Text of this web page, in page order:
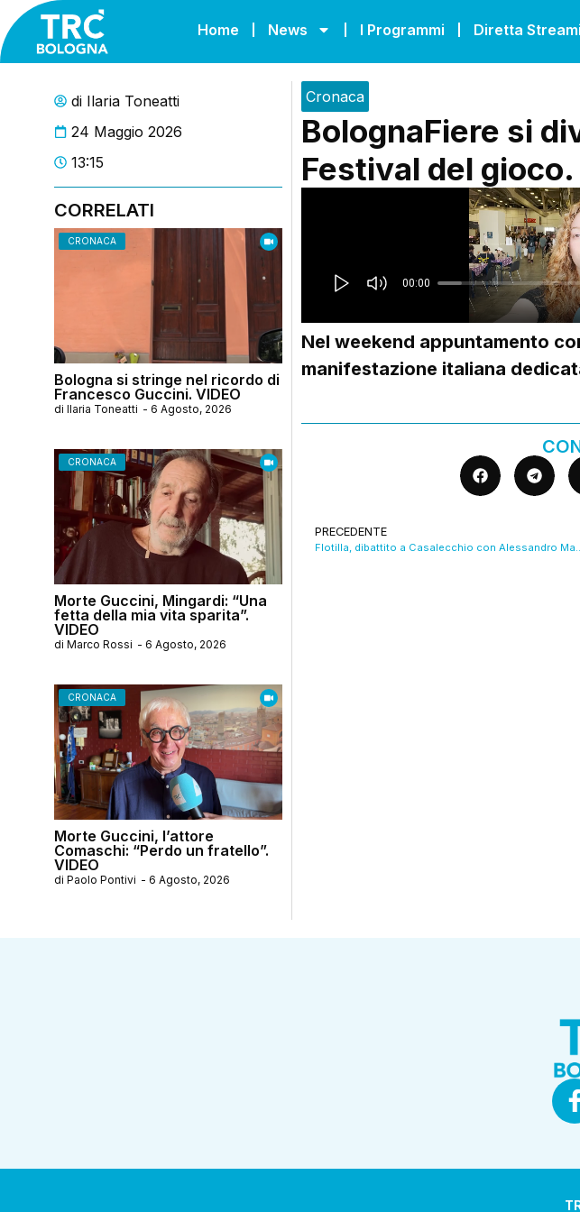
Home News I Programmi Diretta
di Ilaria Toneatti
24 Maggio 2026
13:15
CORRELATI
CRONACA
Bologna si stringe nel ricordo di
Francesco Guccini. VIDEO
di Ilaria Toneatti - 6 Agosto, 2026
CRONACA
Morte Guccini, Mingardi: “Una
fetta della mia vita sparita”.
VIDEO
di Marco Rossi - 6 Agosto, 2026
CRONACA
Morte Guccini, l’attore
Comaschi: “Perdo un fratello”.
VIDEO
di Paolo Pontivi - 6 Agosto, 2026
Cronaca
BolognaFiere si
Festival del gioco.
Nel weekend appuntamento
manifestazione italiana
PRECEDENTE
Flotilla, dibattito a